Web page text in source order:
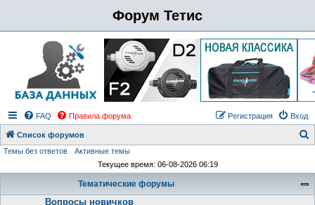
Форум Тетис
FAQ Правила форума Вход
Регистрация
Список форумов
Темы без ответов
Активные темы
Текущее время: 06-08-2026 06:19
Тематические форумы
Вопросы новичков